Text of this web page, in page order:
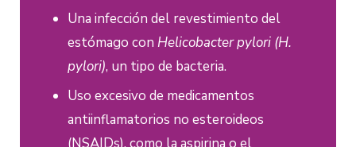
Una infección del revestimiento del
estómago con Helicobacter pylori (H.
pylori), un tipo de bacteria.
Uso excesivo de medicamentos
antiinflamatorios no esteroideos